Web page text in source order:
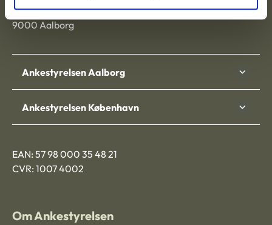
Nytorv 7, 2. sal
9000 Aalborg
Ankestyrelsen Aalborg
Ankestyrelsen København
EAN: 57 98 000 35 48 21
CVR: 1007 4002
Om Ankestyrelsen